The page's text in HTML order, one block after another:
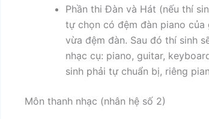
Phần thi Đàn và Hát (nếu thí
tự chọn có đệm đàn piano
vừa đệm đàn. Sau đó thí sinh
nhạc cụ: piano, guitar,
sinh phải tự chuẩn bị, riêng
Môn thanh nhạc (nhân hệ số 2)